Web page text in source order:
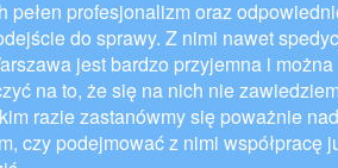
pełen profesjonalizm oraz
do sprawy. Z nimi nawet
jest bardzo przyjemna i można
na to, że się na nich nie
razie zastanówmy się poważnie nad
czy podejmować z nimi współpracę